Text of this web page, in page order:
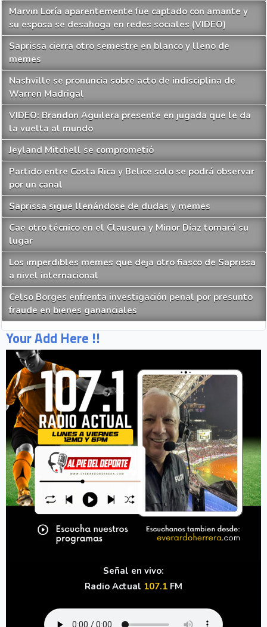
Marvin Loría aparentemente fue captado con amante y
su esposa se desahoga en redes sociales (VIDEO)
Saprissa cierra otro semestre en blanco y lleno de
memes
Nashville se pronuncia sobre acto de indisciplina de
Warren Madrigal
VIDEO: Brandon Aguilera presente en jugada que le da
la vuelta al mundo
Jeyland Mitchell se comprometió
Partido entre Costa Rica y Belice solo se podrá observar
por un canal
Saprissa sigue llenándose de dudas y memes
Cae otro técnico en el Clausura y Minor Díaz tomará su
lugar
Los imperdibles memes que deja otro fiasco de Saprissa
a nivel internacional
Celso Borges enfrenta investigación penal por presunto
fraude en bienes gananciales
Your Add Here !!
Señal en vivo:
Radio Actual 107.1 FM